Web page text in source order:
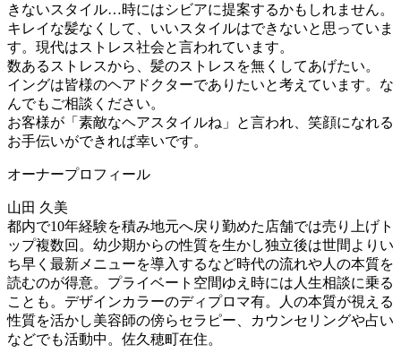
きないスタイル…時にはシビアに提案するかもしれません。
キレイな髪なくして、いいスタイルはできないと思っていま
す。現代はストレス社会と言われています。
数あるストレスから、髪のストレスを無くしてあげたい。
イングは皆様のヘアドクターでありたいと考えています。な
んでもご相談ください。
お客様が「素敵なヘアスタイルね」と言われ、笑顔になれる
お手伝いができれば幸いです。
オーナープロフィール
山田 久美
都内で10年経験を積み地元へ戻り勤めた店舗では売り上げト
ップ複数回。幼少期からの性質を生かし独立後は世間よりい
ち早く最新メニューを導入するなど時代の流れや人の本質を
読むのが得意。プライベート空間ゆえ時には人生相談に乗る
ことも。デザインカラーのディプロマ有。人の本質が視える
性質を活かし美容師の傍らセラピー、カウンセリングや占い
などでも活動中。佐久穂町在住。